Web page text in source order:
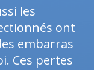
les
ont
embarras
Ces pertes